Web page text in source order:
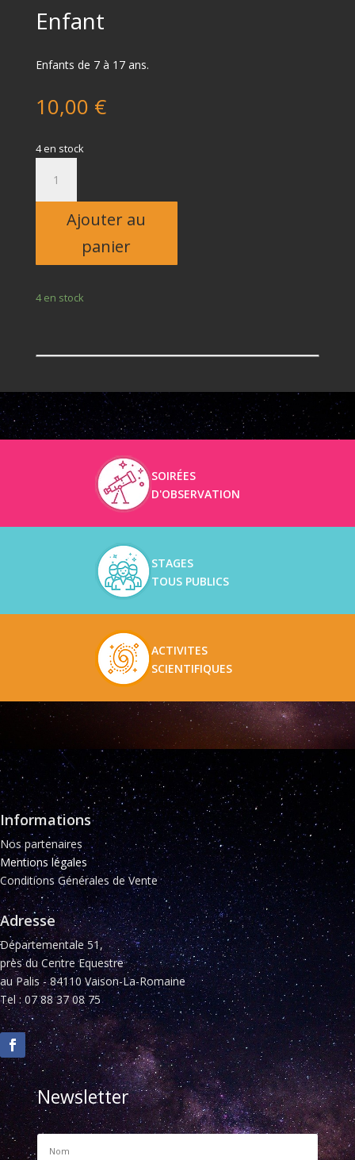
Enfant
Enfants de 7 à 17 ans.
10,00 €
4 en stock
Enfant
Ajouter au
panier
4 en stock
SOIRÉES
D'OBSERVATION
STAGES
TOUS PUBLICS
ACTIVITES
SCIENTIFIQUES
Informations
Nos partenaires
Mentions légales
Conditions Générales de Vente
Adresse
Départementale 51,
près du Centre Equestre
au Palis - 84110 Vaison-La-Romaine
Tel : 07 88 37 08 75
Newsletter